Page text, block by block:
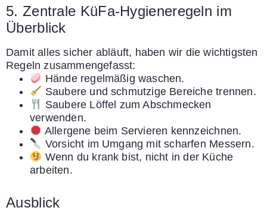
5. Zentrale KüFa-Hygieneregeln im
Überblick
Damit alles sicher abläuft, haben wir die wichtigsten
Regeln zusammengefasst:
Hände regelmäßig waschen.
Saubere und schmutzige Bereiche trennen.
Saubere Löffel zum Abschmecken
verwenden.
Allergene beim Servieren kennzeichnen.
Vorsicht im Umgang mit scharfen Messern.
Wenn du krank bist, nicht in der Küche
arbeiten.
Ausblick